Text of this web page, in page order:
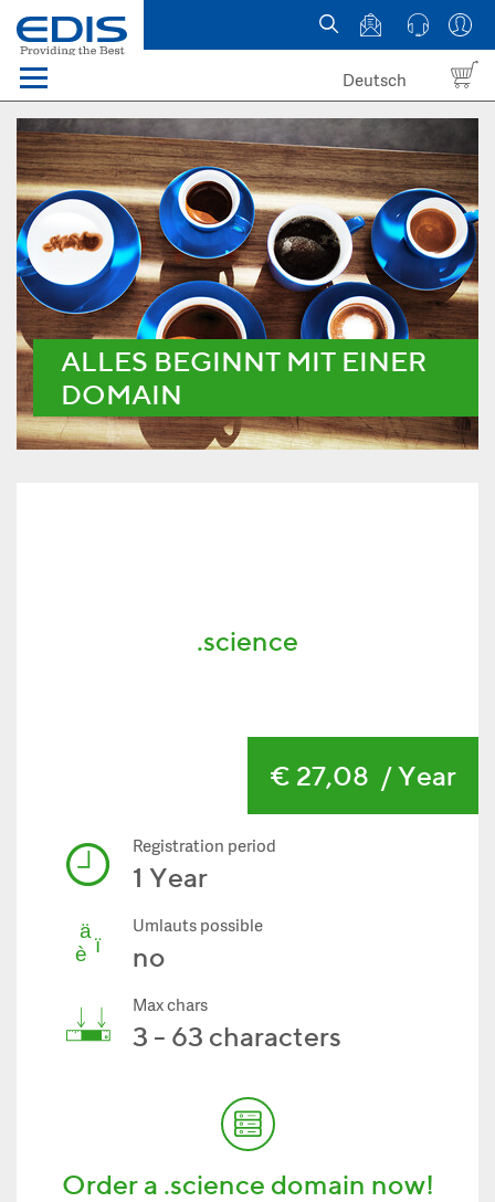
Menü
Domain names
Hosting
News
about EDIS
Deutsch
ALLES BEGINNT MIT EINER
DOMAIN
.science
€ 27,08 / Year
Registration period
1 Year
Umlauts possible
no
Max chars
3 - 63 characters
Order a .science domain now!